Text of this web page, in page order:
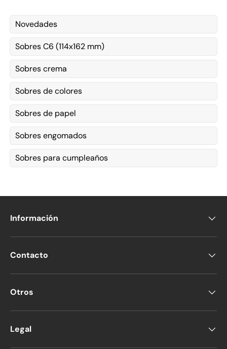
Novedades
Sobres C6 (114x162 mm)
Sobres crema
Sobres de colores
Sobres de papel
Sobres engomados
Sobres para cumpleaños
Información
Contacto
Otros
Legal